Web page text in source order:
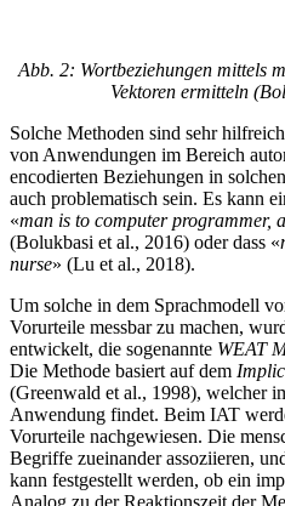
Abb. 2: Wortbeziehungen mittels
Vektoren ermitteln
Solche Methoden sind sehr
von Anwendungen im Bereich
encodierten Beziehungen in
auch problematisch sein. Es kann
«man is to computer programmer,
(Bolukbasi et al., 2016) oder dass «
nurse» (Lu et al., 2018).
Um solche in dem Sprachmodell
Vorurteile messbar zu machen,
entwickelt, die sogenannte WEAT
Die Methode basiert auf dem
(Greenwald et al., 1998), welcher
Anwendung findet. Beim IAT
Vorurteile nachgewiesen. Die
Begriffe zueinander assoziieren,
kann festgestellt werden, ob ein
Analog zu der Reaktionszeit der